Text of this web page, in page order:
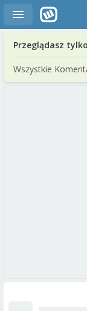
Przeglądasz
Wszystkie